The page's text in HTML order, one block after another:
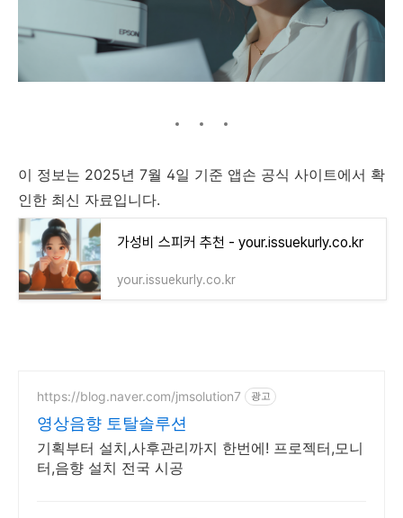
이 정보는 2025년 7월 4일 기준 앱손 공식 사이트에서 확
인한 최신 자료입니다.
가성비 스피커 추천 - your.issuekurly.co.kr
your.issuekurly.co.kr
https://blog.naver.com/jmsolution7 광고
영상음향 토탈솔루션
기획부터 설치,사후관리까지 한번에! 프로젝터,모니
터,음향 설치 전국 시공